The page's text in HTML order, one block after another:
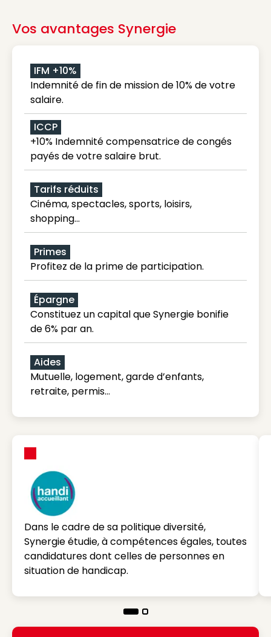
Vos avantages Synergie
IFM +10%
Indemnité de fin de mission de 10% de votre
salaire.
ICCP
+10% Indemnité compensatrice de congés
payés de votre salaire brut.
Tarifs réduits
Cinéma, spectacles, sports, loisirs,
shopping...
Primes
Profitez de la prime de participation.
Épargne
Constituez un capital que Synergie bonifie
de 6% par an.
Aides
Mutuelle, logement, garde d’enfants,
retraite, permis…
Dans le cadre de sa politique diversité,
Synergie étudie, à compétences égales, toutes
candidatures dont celles de personnes en
situation de handicap.